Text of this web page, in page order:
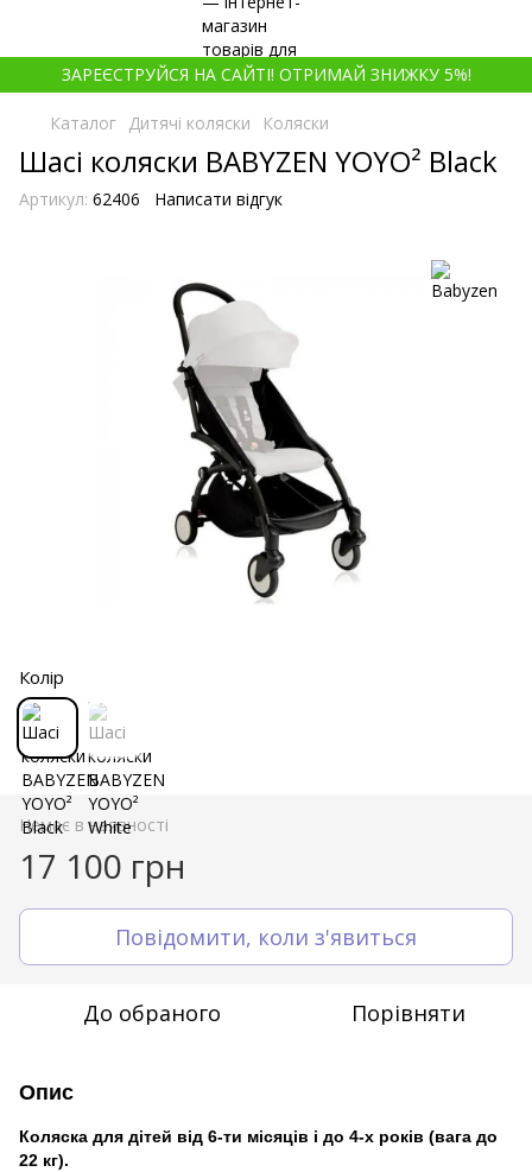
ЗАРЕЄСТРУЙСЯ НА САЙТІ! ОТРИМАЙ ЗНИЖКУ 5%!
Каталог Дитячі коляски Коляски
Шасі коляски BABYZEN YOYO² Black
Артикул: 62406 Написати відгук
Колір
Немає в наявності
17 100 грн
Повідомити, коли з'явиться
До обраного Порівняти
Опис
Коляска для дітей від 6-ти місяців і до 4-х років (вага до
22 кг).